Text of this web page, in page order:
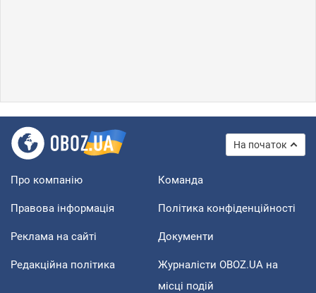
На початок
Про компанію Команда
Правова інформація Політика конфіденційності
Реклама на сайті Документи
Редакційна політика
Журналісти OBOZ.UA на
місці подій